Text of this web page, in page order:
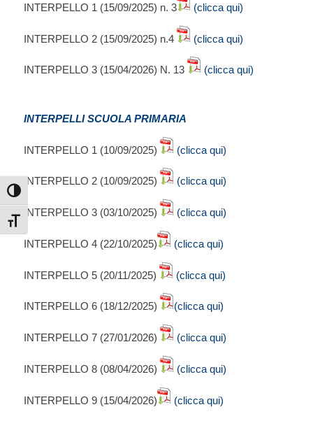
Attiva/disattiva alto contrasto
Attiva/disattiva dimensione testo
INTERPELLO 1 (15/09/2025) n. 3 (clicca qui)
INTERPELLO 2 (15/09/2025) n.4 (clicca qui)
INTERPELLO 3 (15/04/2026) N. 13 (clicca qui)
INTERPELLI SCUOLA PRIMARIA
INTERPELLO 1 (10/09/2025) (clicca qui)
INTERPELLO 2 (10/09/2025) (clicca qui)
INTERPELLO 3 (03/10/2025) (clicca qui)
INTERPELLO 4 (22/10/2025) (clicca qui)
INTERPELLO 5 (20/11/2025) (clicca qui)
INTERPELLO 6 (18/12/2025) (clicca qui)
INTERPELLO 7 (27/01/2026) (clicca qui)
INTERPELLO 8 (08/04/2026) (clicca qui)
INTERPELLO 9 (15/04/2026) (clicca qui)